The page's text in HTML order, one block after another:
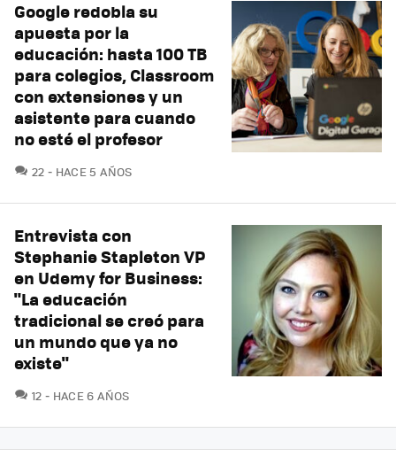
Google redobla su
apuesta por la
educación: hasta 100 TB
para colegios, Classroom
con extensiones y un
asistente para cuando
no esté el profesor
22 COMENTARIOS
HACE 5 AÑOS
Entrevista con
Stephanie Stapleton VP
en Udemy for Business:
"La educación
tradicional se creó para
un mundo que ya no
existe"
12 COMENTARIOS
HACE 6 AÑOS